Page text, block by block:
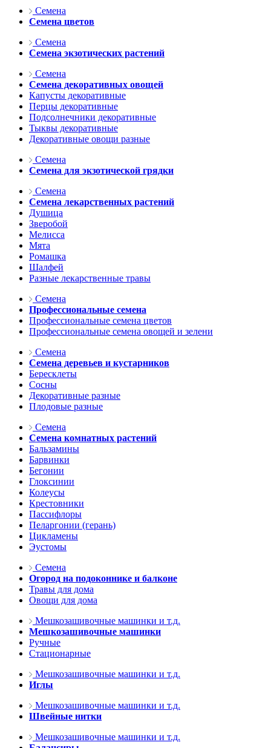
Семена
Семена цветов
Семена
Семена экзотических растений
Семена
Семена декоративных овощей
Капусты декоративные
Перцы декоративные
Подсолнечники декоративные
Тыквы декоративные
Декоративные овощи разные
Семена
Семена для экзотической грядки
Семена
Семена лекарственных растений
Душица
Зверобой
Мелисса
Мята
Ромашка
Шалфей
Разные лекарственные травы
Семена
Профессиональные семена
Профессиональные семена цветов
Профессиональные семена овощей и зелени
Семена
Семена деревьев и кустарников
Бересклеты
Сосны
Декоративные разные
Плодовые разные
Семена
Семена комнатных растений
Бальзамины
Барвинки
Бегонии
Глоксинии
Колеусы
Крестовники
Пассифлоры
Пеларгонии (герань)
Цикламены
Эустомы
Семена
Огород на подоконнике и балконе
Травы для дома
Овощи для дома
Мешкозашивочные машинки и т.д.
Мешкозашивочные машинки
Ручные
Стационарные
Мешкозашивочные машинки и т.д.
Иглы
Мешкозашивочные машинки и т.д.
Швейные нитки
Мешкозашивочные машинки и т.д.